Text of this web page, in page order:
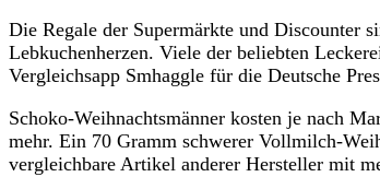
Die Regale der Supermärkte und Discounter
Lebkuchenherzen. Viele der beliebten
Vergleichsapp Smhaggle für die Deutsche
Schoko-Weihnachtsmänner kosten je nach
mehr. Ein 70 Gramm schwerer Vollmilch-
vergleichbare Artikel anderer Hersteller mit